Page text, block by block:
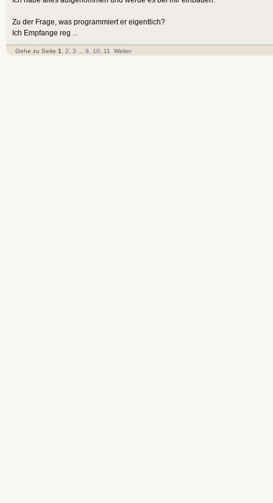
Zu der Frage, was programmiert er eigentlich?
Ich Empfange reg ...
Gehe zu Seite 1 2 3 9 10 11 Weiter